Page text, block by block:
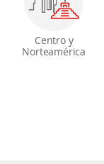
Centro y
Norteamérica